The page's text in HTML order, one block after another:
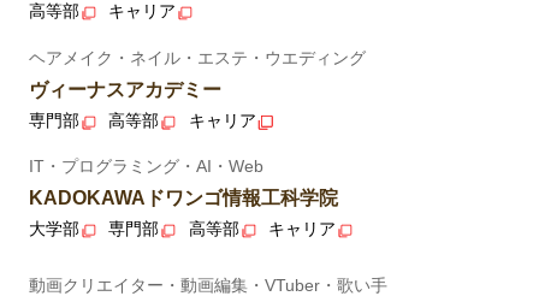
高等部 キャリア
ヘアメイク・ネイル・エステ・ウエディング
ヴィーナスアカデミー
専門部 高等部 キャリア
IT・プログラミング・AI・Web
KADOKAWAドワンゴ情報工科学院
大学部 専門部 高等部 キャリア
動画クリエイター・動画編集・VTuber・歌い手